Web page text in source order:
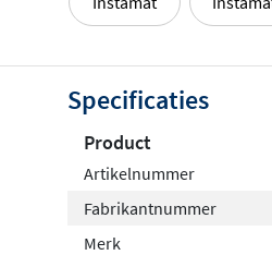
Specificaties
Product
Artikelnummer
Fabrikantnummer
Merk